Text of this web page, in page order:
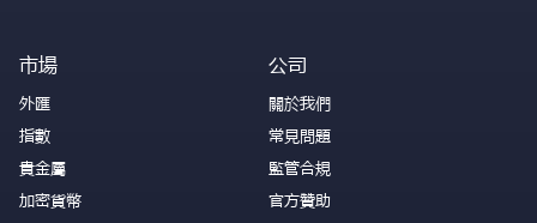
市場
外匯
指數
貴金屬
加密貨幣
公司
關於我們
常見問題
監管合規
官方贊助